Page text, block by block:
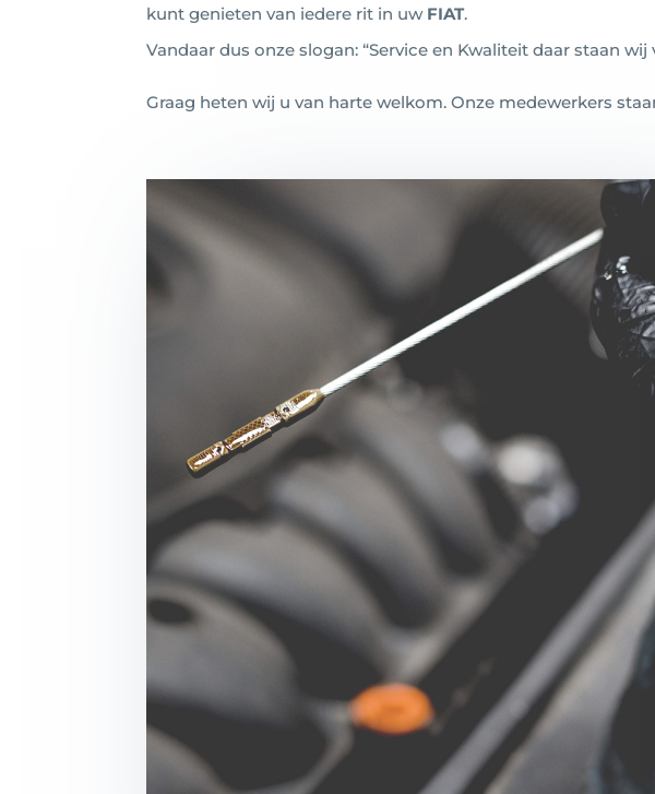
kunt genieten van iedere rit in uw FIAT.
Vandaar dus onze slogan: “Service en Kwaliteit daar staan wij
Graag heten wij u van harte welkom. Onze medewerkers